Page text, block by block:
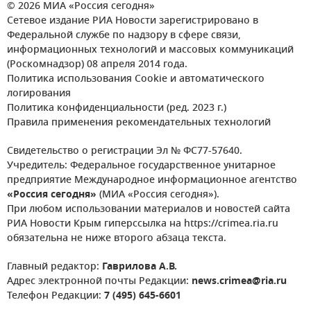
© 2026 МИА «Россия сегодня»
Сетевое издание РИА Новости зарегистрировано в
Федеральной службе по надзору в сфере связи,
информационных технологий и массовых коммуникаций
(Роскомнадзор) 08 апреля 2014 года.
Политика использования Cookie и автоматического
логирования
Политика конфиденциальности (ред. 2023 г.)
Правила применения рекомендательных технологий
Свидетельство о регистрации Эл № ФС77-57640.
Учредитель: Федеральное государственное унитарное
предприятие Международное информационное агентство
«Россия сегодня» (МИА «Россия сегодня»).
При любом использовании материалов и новостей сайта
РИА Новости Крым гиперссылка на https://crimea.ria.ru
обязательна не ниже второго абзаца текста.
Главный редактор: Гаврилова А.В.
Адрес электронной почты Редакции: news.crimea@ria.ru
Телефон Редакции: 7 (495) 645-6601